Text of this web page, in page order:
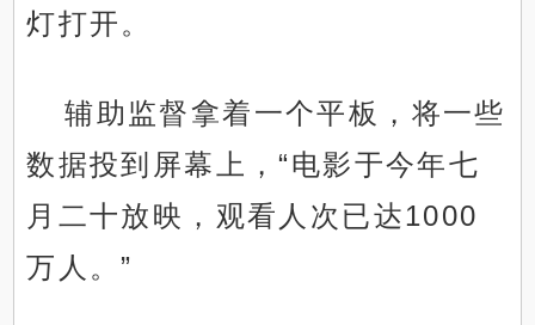
灯打开。
辅助监督拿着一个平板，将一些
数据投到屏幕上，“电影于今年七
月二十放映，观看人次已达1000
万人。”